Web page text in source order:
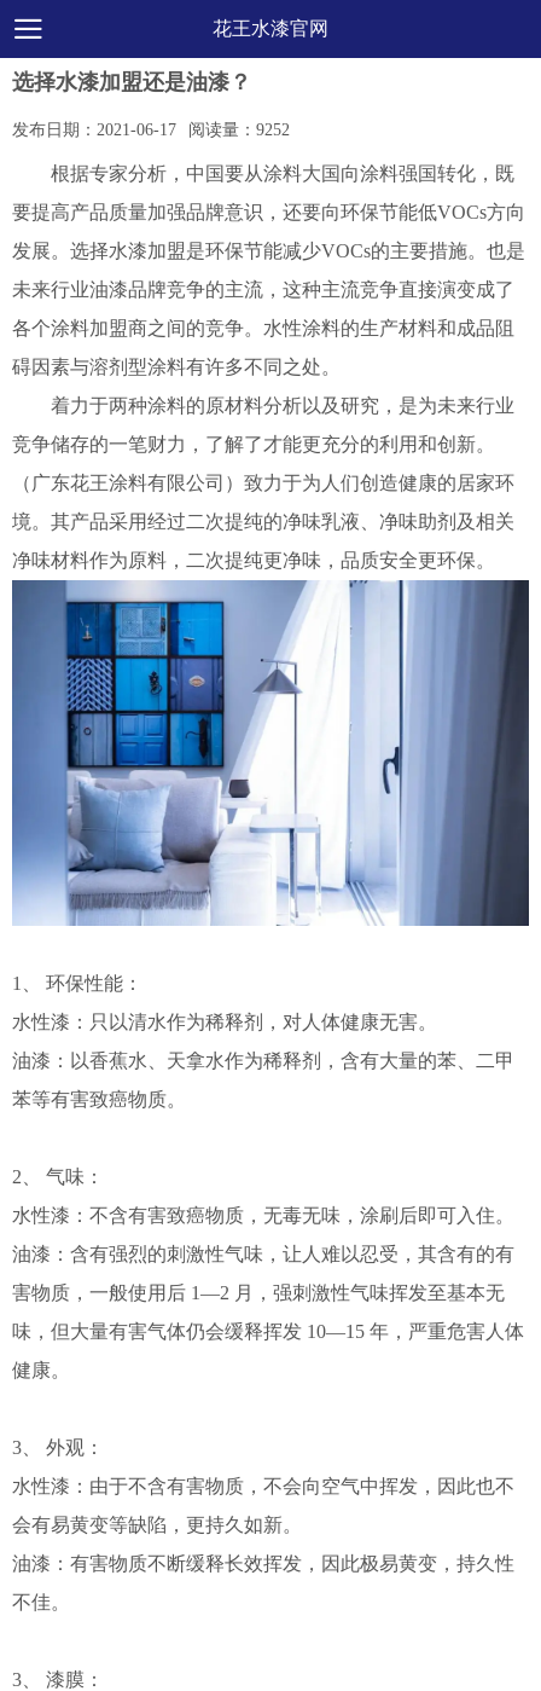
花王水漆官网
选择水漆加盟还是油漆？
发布日期： 2021-06-17 阅读量： 9252
根据专家分析，中国要从涂料大国向涂料强国转化，既
要提高产品质量加强品牌意识，还要向环保节能低VOCs方向
发展。选择水漆加盟是环保节能减少VOCs的主要措施。也是
未来行业油漆品牌竞争的主流，这种主流竞争直接演变成了
各个涂料加盟商之间的竞争。水性涂料的生产材料和成品阻
碍因素与溶剂型涂料有许多不同之处。
着力于两种涂料的原材料分析以及研究，是为未来行业
竞争储存的一笔财力，了解了才能更充分的利用和创新。
（广东花王涂料有限公司）致力于为人们创造健康的居家环
境。其产品采用经过二次提纯的净味乳液、净味助剂及相关
净味材料作为原料，二次提纯更净味，品质安全更环保。
1、 环保性能：
水性漆：只以清水作为稀释剂，对人体健康无害。
油漆：以香蕉水、天拿水作为稀释剂，含有大量的苯、二甲
苯等有害致癌物质。
2、 气味：
水性漆：不含有害致癌物质，无毒无味，涂刷后即可入住。
油漆：含有强烈的刺激性气味，让人难以忍受，其含有的有
害物质，一般使用后 1—2 月，强刺激性气味挥发至基本无
味，但大量有害气体仍会缓释挥发 10—15 年，严重危害人体
健康。
3、 外观：
水性漆：由于不含有害物质，不会向空气中挥发，因此也不
会有易黄变等缺陷，更持久如新。
油漆：有害物质不断缓释长效挥发，因此极易黄变，持久性
不佳。
3、 漆膜：